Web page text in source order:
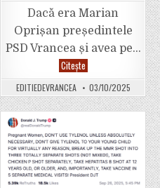
Dacă era Marian
Oprișan președintele
PSD Vrancea și avea pe…
CiteșteHalici
și
Ciobotaru,
actori
în
festivalul
scandalul
pierderii
finanțării
pentru
campusul
universitar.
EDITIEDEVRANCEA 03/10/2025
Posted
in